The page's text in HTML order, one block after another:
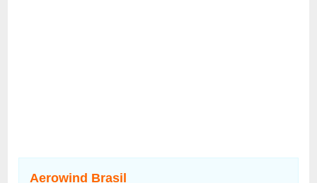
Aerowind Brasil